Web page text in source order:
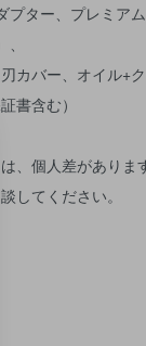
プター、プレミア
カバー、オイル+
書含む）
、個人差がありま
してください。